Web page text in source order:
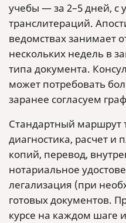
учебы — за 2–5 дней, с
транслитераций.
ведомствах занимает
нескольких недель в
типа документа.
может потребовать
заранее согласуем
Стандартный маршрут
диагностика, расчет и
копий, перевод,
нотариальное
легализация (при
готовых документов.
курсе на каждом шаге